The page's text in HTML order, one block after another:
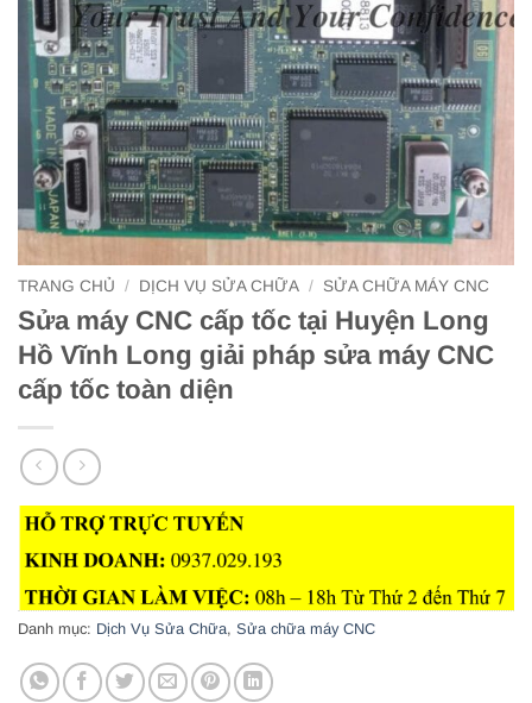
TRANG CHỦ / DỊCH VỤ SỬA CHỮA / SỬA CHỮA MÁY CNC
Sửa máy CNC cấp tốc tại Huyện Long
Hồ Vĩnh Long giải pháp sửa máy CNC
cấp tốc toàn diện
Danh mục: Dịch Vụ Sửa Chữa, Sửa chữa máy CNC